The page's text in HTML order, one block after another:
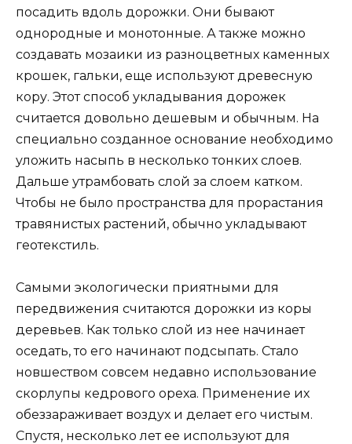
посадить вдоль дорожки. Они бывают
однородные и монотонные. А также можно
создавать мозаики из разноцветных каменных
крошек, гальки, еще используют древесную
кору. Этот способ укладывания дорожек
считается довольно дешевым и обычным. На
специально созданное основание необходимо
уложить насыпь в несколько тонких слоев.
Дальше утрамбовать слой за слоем катком.
Чтобы не было пространства для прорастания
травянистых растений, обычно укладывают
геотекстиль.
Самыми экологически приятными для
передвижения считаются дорожки из коры
деревьев. Как только слой из нее начинает
оседать, то его начинают подсыпать. Стало
новшеством совсем недавно использование
скорлупы кедрового ореха. Применение их
обеззараживает воздух и делает его чистым.
Спустя, несколько лет ее используют для